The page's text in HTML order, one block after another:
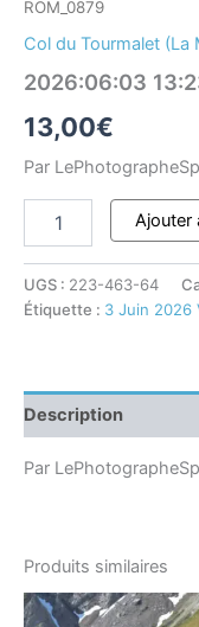
ROM_0879
Col du Tourmalet (La
2026:06:03
13,00€
Par
Ajouter
UGS : 223-463-64
Étiquette : 3 Juin 2026
Description
Par
Produits similaires